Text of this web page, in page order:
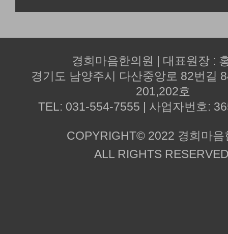
경희마음한의원 | 대표원장 :
경기도 남양주시 다산중앙로 82번길
201,202호
TEL: 031-554-7555 | 사업자번호:
COPYRIGHT© 2022 경희마음
ALL RIGHTS